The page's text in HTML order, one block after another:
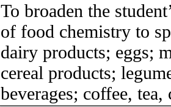
To broaden the
of food chemistry to
dairy products; eggs;
cereal products;
beverages; coffee,